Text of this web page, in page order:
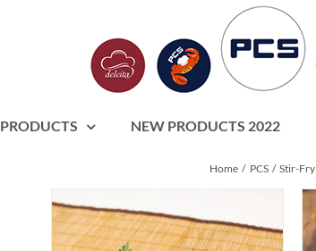
PRODUCTS NEW PRODUCTS 2022
Home PCS Stir-Fry